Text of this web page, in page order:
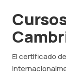
El certificado